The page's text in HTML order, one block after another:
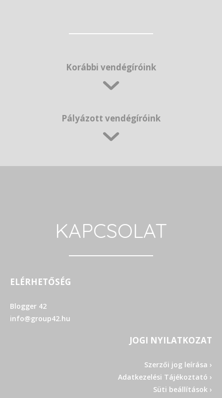
Korábbi vendégíróink
Pályázott vendégíróink
KAPCSOLAT
ELÉRHETŐSÉG
Blogger 42
info@group42.hu
JOGI NYILATKOZAT
Szerzői jog leírása ›
Adatkezelési Tájékoztató ›
Süti beállítások ›